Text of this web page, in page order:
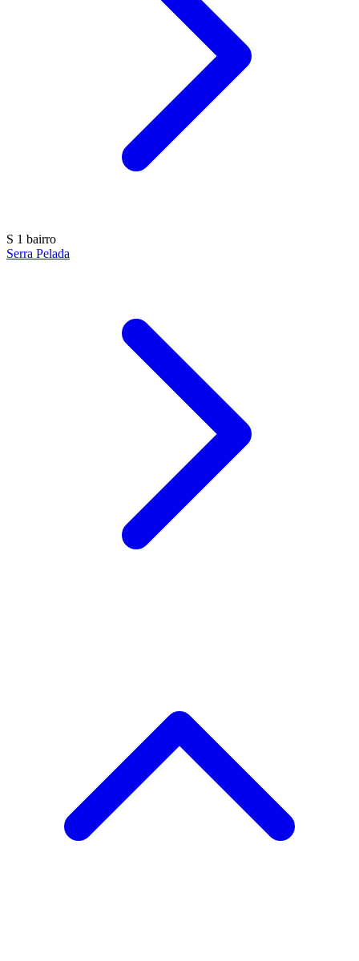
S 1 bairro
Serra Pelada